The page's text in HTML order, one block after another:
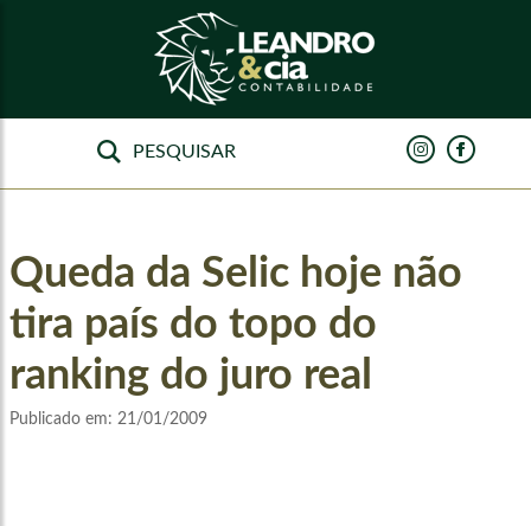
Queda da Selic hoje não
tira país do topo do
ranking do juro real
Publicado em: 21/01/2009